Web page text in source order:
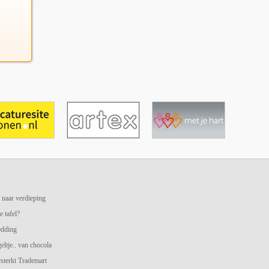
verdieping
tafel?
van chocola
Trademart